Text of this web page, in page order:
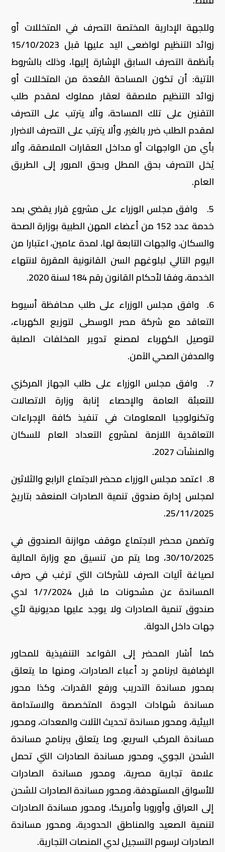
وللجهة الإدارية المختصة التصرف في المتخللات أو
زوائد التنظيم لواضعى اليد عليها قبل 15/10/2023
بأنظمة التصرف السابق الإشارة إليها، وذلك بالشروط
الآتية: أن تكون المساحة المُعدة من المتخللات أو
زوائد التنظيم ملاصقة لعقار مملوك لمقدم طلب
التقنين على تلك المساحة، وألا يترتب على التصرف
لمقدم الطلب ضرر بالغير، وألا يترتب على التصرف الاضرار
بأي من الواجهات أو مداخل العقارات الملاصقة، وألا
يُخل التصرف بحق المطل وبحق المرور إلى الطريق
العام.
5. وافق مجلس الوزراء على مشروع قرار يقضي بمد
خدمة عدد 152 من أعضاء المهن الطبية بوزارة الصحة
والسكان، والجهات التابعة لها، لمدة عامين، اعتبارا من
اليوم التالي لبلوغهم السن القانونية المقررة لانتهاء
الخدمة، وفقا لأحكام القانون رقم 184 لسنة 2020.
6. وافق مجلس الوزراء على طلب محافظة أسيوط
التعاقد مع شركة مصر الوسطى لتوزيع الكهرباء،
لتوصيل الكهرباء لمصنع تدوير المخلفات الصلبة
والمدفن الصحي الآمن.
7. وافق مجلس الوزراء على طلب الجهاز المركزي
للتعبئة العامة والإحصاء إنابة وزارة الاتصالات
وتكنولوجيا المعلومات في تنفيذ كافة الإجراءات
التعاقدية اللازمة لمشروع التعداد العام للسكان
والمنشآت 2027.
8. اعتمد مجلس الوزراء محضر الاجتماع الرابع والثلاثين
لمجلس إدارة صندوق تنمية الصادرات المنعقد بتاريخ
25/11/2025.
وتضمن محضر الاجتماع موقف موازنة الصندوق في
30/10/2025، وما يتم من تنسيق مع وزارة المالية
لصياغة آليات الصرف للشركات التي ترغب في صرف
المساندة عن مشحونات ما قبل 1/7/2024 لدي
صندوق تنمية الصادرات ولا يوجد عليها مديونية لأي
جهات داخل الدولة.
كما أشار المحضر إلى القواعد التنفيذية للمحاور
الإضافية لبرنامج رد أعباء الصادرات، ومنها ما يتعلق
بمحور مساندة التدريب ورفع القدرات، وكذا محور
مساندة شهادات الجودة المتخصصة والاستدامة
البيئية، ومحور مساندة تحديث الآلات والمعدات، ومحور
مساندة المركب السريع، وما يتعلق ببرنامج مساندة
الشحن الجوي، ومحور مساندة الصادرات التي تحمل
علامة تجارية مصرية، ومحور مساندة الصادرات
للأسواق المستهدفة، ومحور مساندة الصادرات للشحن
إلى العراق وأوروبا وأمريكا، ومحور مساندة الصادرات
لتنمية الصعيد والمناطق الحدودية، ومحور مساندة
الصادرات لرسوم التسجيل لدي المنصات التجارية.